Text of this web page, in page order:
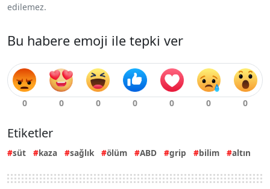
edilemez.
Bu habere emoji ile tepki ver
Etiketler
süt kaza sağlık ölüm ABD grip bilim altın